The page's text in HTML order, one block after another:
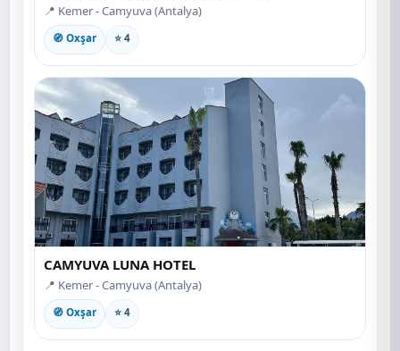
📍 Kemer - Camyuva (Antalya)
🧭 Oxşar ⭐ 4
CAMYUVA LUNA HOTEL
📍 Kemer - Camyuva (Antalya)
🧭 Oxşar ⭐ 4